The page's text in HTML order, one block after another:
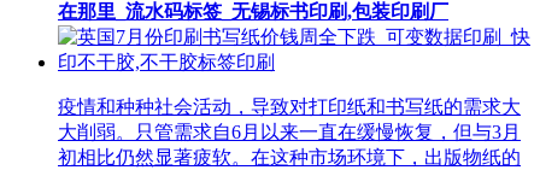
在那里_流水码标签_无锡标书印刷,包装印刷厂
疫情和种种社会活动，导致对打印纸和书写纸的需求大
大削弱。只管需求自6月以来一直在缓慢恢复，但与3月
初相比仍然显著疲软。在这种市场环境下，出版物纸的